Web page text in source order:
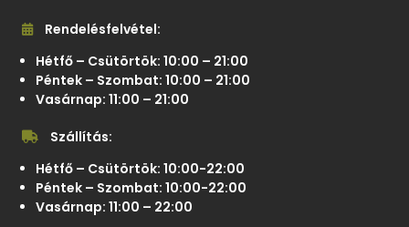
Rendelésfelvétel:
Hétfő – Csütörtök: 10:00 – 21:00
Péntek – Szombat: 10:00 – 21:00
Vasárnap: 11:00 – 21:00
Szállítás:
Hétfő – Csütörtök: 10:00-22:00
Péntek – Szombat: 10:00-22:00
Vasárnap: 11:00 – 22:00